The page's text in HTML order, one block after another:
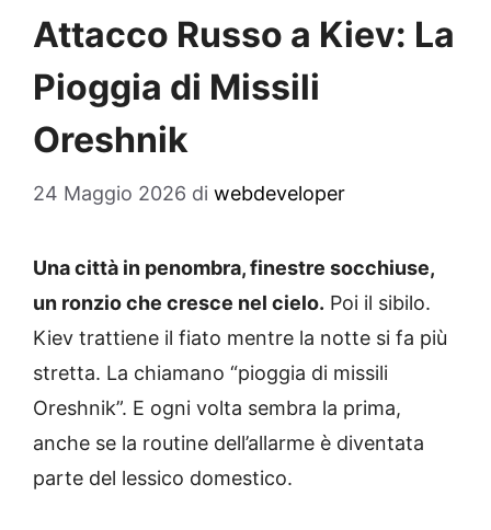
Attacco Russo a Kiev: La
Pioggia di Missili
Oreshnik
24 Maggio 2026 di webdeveloper
Una città in penombra, finestre socchiuse,
un ronzio che cresce nel cielo. Poi il sibilo.
Kiev trattiene il fiato mentre la notte si fa più
stretta. La chiamano “pioggia di missili
Oreshnik”. E ogni volta sembra la prima,
anche se la routine dell’allarme è diventata
parte del lessico domestico.